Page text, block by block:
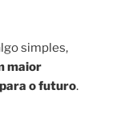
simples,
maior
o futuro.